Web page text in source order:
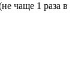
чаще 1 раза в